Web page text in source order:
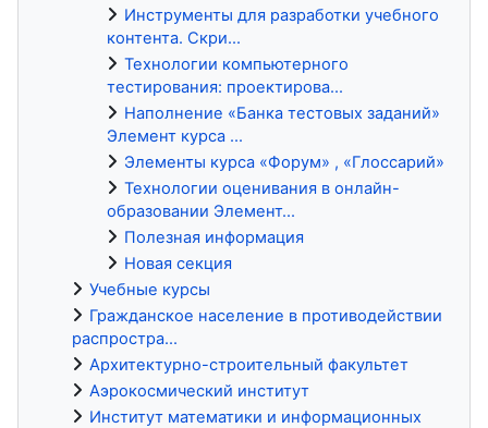
Инструменты для разработки учебного
контента. Скри...
Технологии компьютерного
тестирования: проектирова...
Наполнение «Банка тестовых заданий»
Элемент курса ...
Элементы курса «Форум» , «Глоссарий»
Технологии оценивания в онлайн-
образовании Элемент...
Полезная информация
Новая секция
Учебные курсы
Гражданское население в противодействии
распростра...
Архитектурно-строительный факультет
Аэрокосмический институт
Институт математики и информационных